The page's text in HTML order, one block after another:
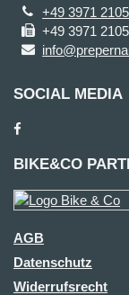
+49 3971
+49 3971
SOCIAL MEDIA
BIKE&CO
AGB
Datenschutz
Widerrufsrecht